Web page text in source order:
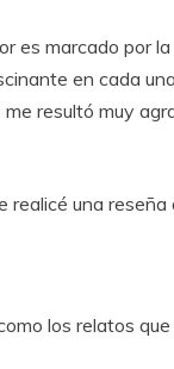
es marcado por la
en cada
resultó muy
realicé una reseña
los relatos que